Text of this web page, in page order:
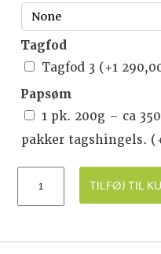
Tagfod
Tagfod 3 (+1
Papsøm
1 pk. 200g – ca
pakker tagshingels.
TILFØJ TIL